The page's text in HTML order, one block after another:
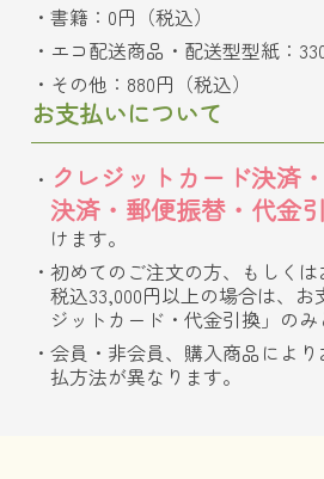
書籍：0円（税込）
エコ配送商品・配送型型紙：
その他：880円（税込）
お支払いについて
クレジットカード決済
決済・郵便振替・代金
けます。
初めてのご注文の方、もしく
税込33,000円以上の場合は、お
ジットカード・代金引換」のみ
会員・非会員、購入商品によ
払方法が異なります。